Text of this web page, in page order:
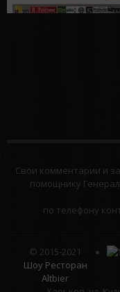
Свои комментарии и
помощнику
по телефону
© 2015-2021
Шоу Ресторан
Altbier